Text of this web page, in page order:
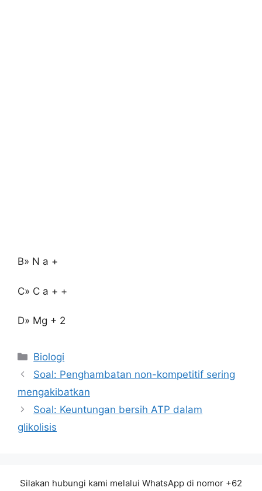
B» N a +
C» C a + +
D» Mg + 2
Kategori
Biologi
Soal: Penghambatan non-kompetitif sering
mengakibatkan
Soal: Keuntungan bersih ATP dalam
glikolisis
Silakan hubungi kami melalui WhatsApp di nomor +62